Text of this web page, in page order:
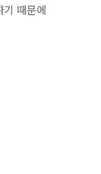
기 때문에